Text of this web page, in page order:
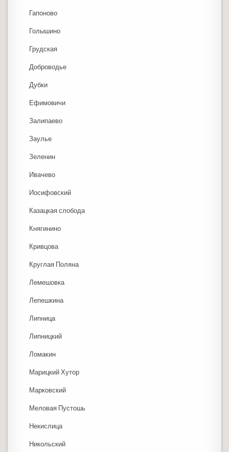
Гапоново
Голышино
Грудская
Доброводье
Дубки
Ефимовичи
Залипаево
Заулье
Зеленин
Ивачево
Иосифовский
Казацкая слобода
Княгинино
Кривцова
Круглая Поляна
Лемешовка
Лепешкина
Липница
Липницкий
Ломакин
Марицкий Хутор
Марковский
Меловая Пустошь
Некислица
Никольский